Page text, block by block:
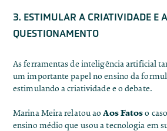
3. ESTIMULAR A CRIATIVIDADE E
QUESTIONAMENTO
As ferramentas de inteligência artificial
um importante papel no ensino da
estimulando a criatividade e o debate.
Marina Meira relatou aoAos Fatoso
ensino médio que usou a tecnologia em